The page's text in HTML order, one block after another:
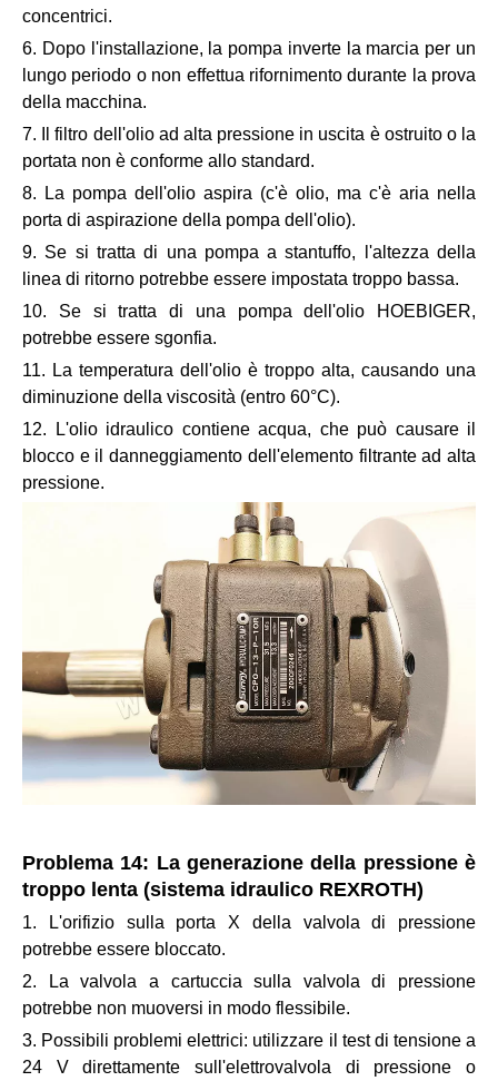
concentrici.
6. Dopo l'installazione, la pompa inverte la marcia per un
lungo periodo o non effettua rifornimento durante la prova
della macchina.
7. Il filtro dell'olio ad alta pressione in uscita è ostruito o la
portata non è conforme allo standard.
8. La pompa dell'olio aspira (c'è olio, ma c'è aria nella
porta di aspirazione della pompa dell'olio).
9. Se si tratta di una pompa a stantuffo, l'altezza della
linea di ritorno potrebbe essere impostata troppo bassa.
10. Se si tratta di una pompa dell'olio HOEBIGER,
potrebbe essere sgonfia.
11. La temperatura dell'olio è troppo alta, causando una
diminuzione della viscosità (entro 60°C).
12. L'olio idraulico contiene acqua, che può causare il
blocco e il danneggiamento dell'elemento filtrante ad alta
pressione.
Problema 14: La generazione della pressione è
troppo lenta (sistema idraulico REXROTH)
1. L'orifizio sulla porta X della valvola di pressione
potrebbe essere bloccato.
2. La valvola a cartuccia sulla valvola di pressione
potrebbe non muoversi in modo flessibile.
3. Possibili problemi elettrici: utilizzare il test di tensione a
24 V direttamente sull'elettrovalvola di pressione o